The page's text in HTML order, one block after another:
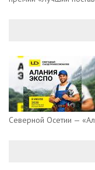
Северной Осетии —